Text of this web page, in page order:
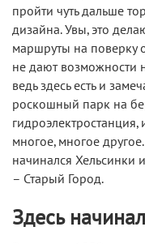
пройти чуть дальше
дизайна. Увы, это
маршруты на поверку
не дают возможности
ведь здесь есть и
роскошный парк на
многое, многое
начинался Хельсинки
– Старый Город.
Здесь